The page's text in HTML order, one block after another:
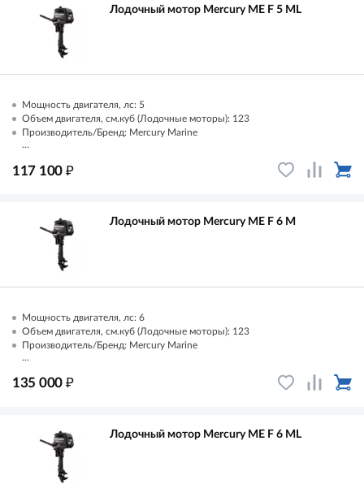
Лодочный мотор Mercury ME F 5 ML
Мощность двигателя, лс: 5
Объем двигателя, см.куб (Лодочные моторы): 123
Производитель/Бренд: Mercury Marine
...
117 100 ₽
Лодочный мотор Mercury ME F 6 M
Мощность двигателя, лс: 6
Объем двигателя, см.куб (Лодочные моторы): 123
Производитель/Бренд: Mercury Marine
...
135 000 ₽
Лодочный мотор Mercury ME F 6 ML